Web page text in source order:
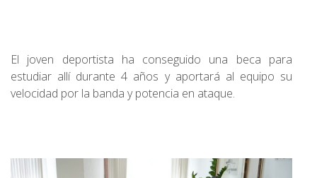
El joven deportista ha conseguido una beca para
estudiar allí durante 4 años y aportará al equipo su
velocidad por la banda y potencia en ataque.